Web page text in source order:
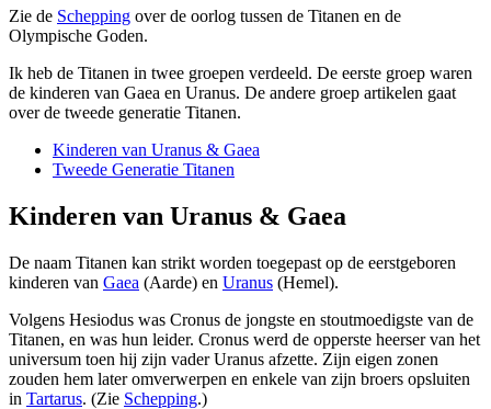
Zie de Schepping over de oorlog tussen de Titanen en de
Olympische Goden.
Ik heb de Titanen in twee groepen verdeeld. De eerste groep waren
de kinderen van Gaea en Uranus. De andere groep artikelen gaat
over de tweede generatie Titanen.
Kinderen van Uranus & Gaea
Tweede Generatie Titanen
Kinderen van Uranus & Gaea
De naam Titanen kan strikt worden toegepast op de eerstgeboren
kinderen van Gaea (Aarde) en Uranus (Hemel).
Volgens Hesiodus was Cronus de jongste en stoutmoedigste van de
Titanen, en was hun leider. Cronus werd de opperste heerser van het
universum toen hij zijn vader Uranus afzette. Zijn eigen zonen
zouden hem later omverwerpen en enkele van zijn broers opsluiten
in Tartarus. (Zie Schepping.)